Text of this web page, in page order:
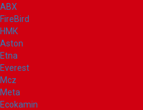
ABX
FireBird
НМК
Aston
Etna
Everest
Mcz
Meta
Ecokamin